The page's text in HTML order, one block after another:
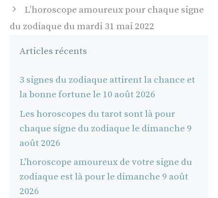
L’horoscope amoureux pour chaque signe
du zodiaque du mardi 31 mai 2022
Articles récents
3 signes du zodiaque attirent la chance et
la bonne fortune le 10 août 2026
Les horoscopes du tarot sont là pour
chaque signe du zodiaque le dimanche 9
août 2026
L'horoscope amoureux de votre signe du
zodiaque est là pour le dimanche 9 août
2026